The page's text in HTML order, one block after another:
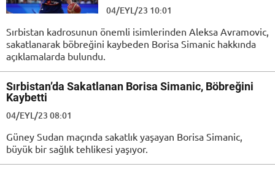
04/EYL/23 10:01
Sırbistan kadrosunun önemli isimlerinden Aleksa Avramovic,
sakatlanarak böbreğini kaybeden Borisa Simanic hakkında
açıklamalarda bulundu.
Sırbistan’da Sakatlanan Borisa Simanic, Böbreğini
Kaybetti
04/EYL/23 08:01
Güney Sudan maçında sakatlık yaşayan Borisa Simanic,
büyük bir sağlık tehlikesi yaşıyor.